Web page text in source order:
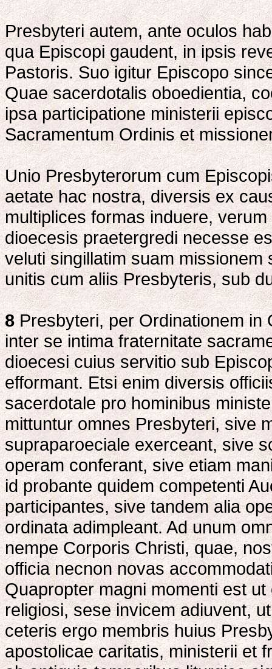
Presbyteri autem, ante oculos
qua Episcopi gaudent, in ipsis
Pastoris. Suo igitur Episcopo
Quae sacerdotalis oboedientia,
ipsa participatione ministerii
Sacramentum Ordinis et
Unio Presbyterorum cum
aetate hac nostra, diversis ex
multiplices formas induere,
dioecesis praetergredi necesse
veluti singillatim suam
unitis cum aliis Presbyteris, sub
8Presbyteri, per Ordinationem in
inter se intima fraternitate
dioecesi cuius servitio sub
efformant. Etsi enim diversis
sacerdotale pro hominibus
mittuntur omnes Presbyteri, sive
supraparoeciale exerceant, sive
operam conferant, sive etiam
id probante quidem competenti
participantes, sive tandem alia
ordinata adimpleant. Ad unum
nempe Corporis Christi, quae,
officia necnon novas
Quapropter magni momenti est
religiosi, sese invicem adiuvent,
ceteris ergo membris huius
apostolicae caritatis, ministerii et